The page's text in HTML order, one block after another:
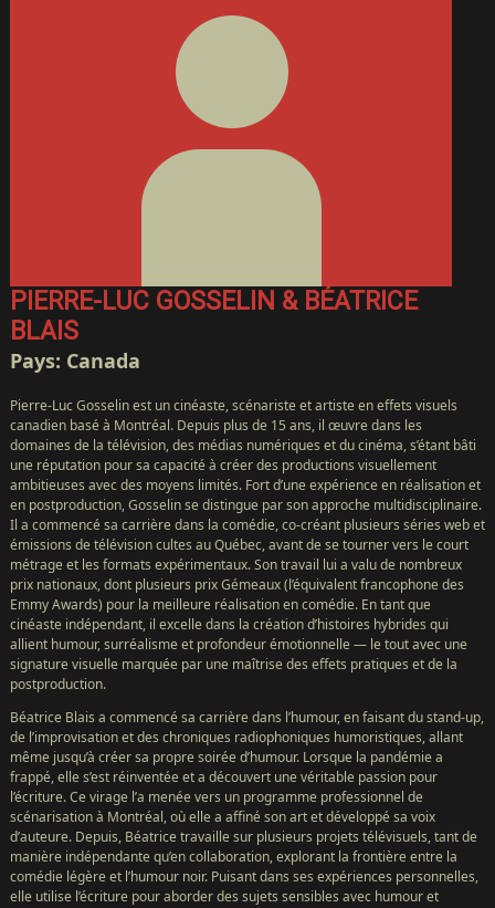
ACCUEIL
CàS
TV
←
NOUVEAU!
FESTIVAL
À
PROPOS
GALERIE
FILMS
SOUMISSIONS
COMMANDITAIRES
PIERRE-LUC GOSSELIN & BÉATRICE
BLAIS
Pays: Canada
Pierre-Luc Gosselin est un cinéaste, scénariste et artiste en effets visuels
canadien basé à Montréal. Depuis plus de 15 ans, il œuvre dans les
domaines de la télévision, des médias numériques et du cinéma, s’étant bâti
une réputation pour sa capacité à créer des productions visuellement
ambitieuses avec des moyens limités. Fort d’une expérience en réalisation et
en postproduction, Gosselin se distingue par son approche multidisciplinaire.
Il a commencé sa carrière dans la comédie, co-créant plusieurs séries web et
émissions de télévision cultes au Québec, avant de se tourner vers le court
métrage et les formats expérimentaux. Son travail lui a valu de nombreux
prix nationaux, dont plusieurs prix Gémeaux (l’équivalent francophone des
Emmy Awards) pour la meilleure réalisation en comédie. En tant que
cinéaste indépendant, il excelle dans la création d’histoires hybrides qui
allient humour, surréalisme et profondeur émotionnelle — le tout avec une
signature visuelle marquée par une maîtrise des effets pratiques et de la
postproduction.
Béatrice Blais a commencé sa carrière dans l’humour, en faisant du stand-up,
de l’improvisation et des chroniques radiophoniques humoristiques, allant
même jusqu’à créer sa propre soirée d’humour. Lorsque la pandémie a
frappé, elle s’est réinventée et a découvert une véritable passion pour
l’écriture. Ce virage l’a menée vers un programme professionnel de
scénarisation à Montréal, où elle a affiné son art et développé sa voix
d’auteure. Depuis, Béatrice travaille sur plusieurs projets télévisuels, tant de
manière indépendante qu’en collaboration, explorant la frontière entre la
comédie légère et l’humour noir. Puisant dans ses expériences personnelles,
elle utilise l’écriture pour aborder des sujets sensibles avec humour et